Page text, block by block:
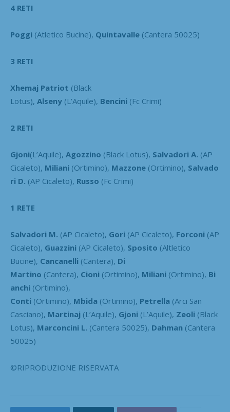
4 RETI
Poggi (Atletico Bucine), Quintavalle (Cantera 50025)
3 RETI
Xhemaj Patriot (Black
Lotus), Alseny (L’Aquile), Bencini (Fc Crimi)
2 RETI
Gjoni(L’Aquile), Agozzino (Black Lotus), Salvadori A. (AP
Cicaleto), Miliani (Ortimino), Mazzone (Ortimino), Salvado
ri D. (AP Cicaleto), Russo (Fc Crimi)
1 RETE
Salvadori M. (AP Cicaleto), Gori (AP Cicaleto), Forconi (AP
Cicaleto), Guazzini (AP Cicaleto), Sposito (Altletico
Bucine), Cancanelli (Cantera), Di
Martino (Cantera), Cioni (Ortimino), Miliani (Ortimino), Bi
anchi (Ortimino),
Conti (Ortimino), Mbida (Ortimino), Petrella (Arci San
Casciano), Martinaj (L’Aquile), Gjoni (L’Aquile), Zeoli (Black
Lotus), Marconcini L. (Cantera 50025), Dahman (Cantera
50025)
©RIPRODUZIONE RISERVATA